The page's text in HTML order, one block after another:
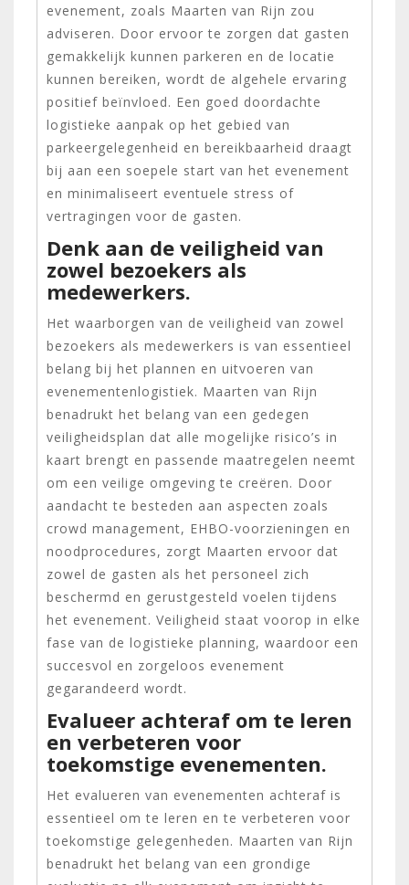
evenement, zoals Maarten van Rijn zou
adviseren. Door ervoor te zorgen dat gasten
gemakkelijk kunnen parkeren en de locatie
kunnen bereiken, wordt de algehele ervaring
positief beïnvloed. Een goed doordachte
logistieke aanpak op het gebied van
parkeergelegenheid en bereikbaarheid draagt
bij aan een soepele start van het evenement
en minimaliseert eventuele stress of
vertragingen voor de gasten.
Denk aan de veiligheid van
zowel bezoekers als
medewerkers.
Het waarborgen van de veiligheid van zowel
bezoekers als medewerkers is van essentieel
belang bij het plannen en uitvoeren van
evenementenlogistiek. Maarten van Rijn
benadrukt het belang van een gedegen
veiligheidsplan dat alle mogelijke risico’s in
kaart brengt en passende maatregelen neemt
om een veilige omgeving te creëren. Door
aandacht te besteden aan aspecten zoals
crowd management, EHBO-voorzieningen en
noodprocedures, zorgt Maarten ervoor dat
zowel de gasten als het personeel zich
beschermd en gerustgesteld voelen tijdens
het evenement. Veiligheid staat voorop in elke
fase van de logistieke planning, waardoor een
succesvol en zorgeloos evenement
gegarandeerd wordt.
Evalueer achteraf om te leren
en verbeteren voor
toekomstige evenementen.
Het evalueren van evenementen achteraf is
essentieel om te leren en te verbeteren voor
toekomstige gelegenheden. Maarten van Rijn
benadrukt het belang van een grondige